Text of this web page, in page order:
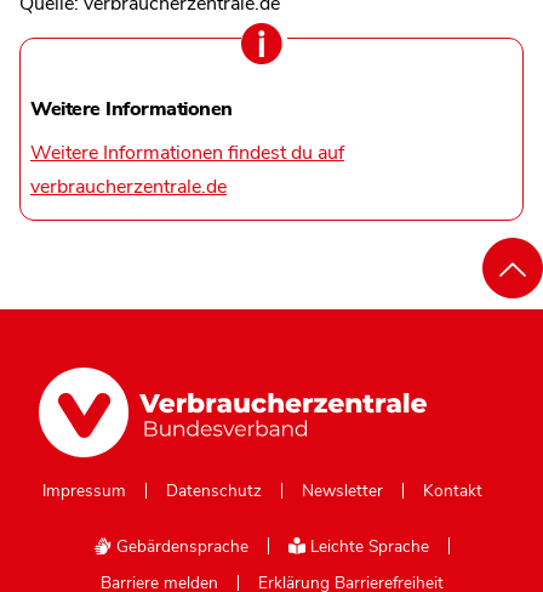
Weitere Informationen
Weitere Informationen findest du auf
verbraucherzentrale.de
Impressum Datenschutz Newsletter Kontakt
Gebärdensprache
Leichte Sprache
Barriere melden
Erklärung Barrierefreiheit